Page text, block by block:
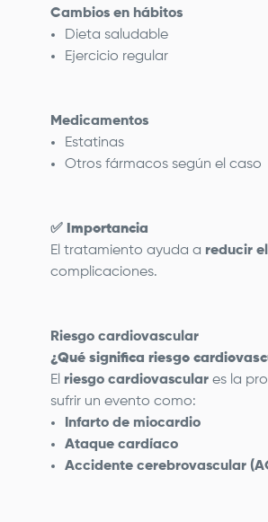
Cambios en hábitos
Dieta saludable
Ejercicio regular
Medicamentos
Estatinas
Otros fármacos según el caso
✅ Importancia
El tratamiento ayuda a reducir
complicaciones.
Riesgo cardiovascular
¿Qué significa riesgo
El riesgo cardiovascular es la
sufrir un evento como:
Infarto de miocardio
Ataque cardíaco
Accidente cerebrovascular